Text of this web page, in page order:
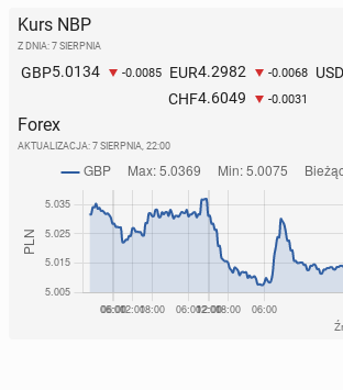
Kurs NBP
Z DNIA: 7 SIERPNIA
GBP5.0134 -0.0085 EUR4.2982 -0.0068 USD
CHF4.6049 -0.0031
Forex
AKTUALIZACJA: 7 SIERPNIA, 22:00